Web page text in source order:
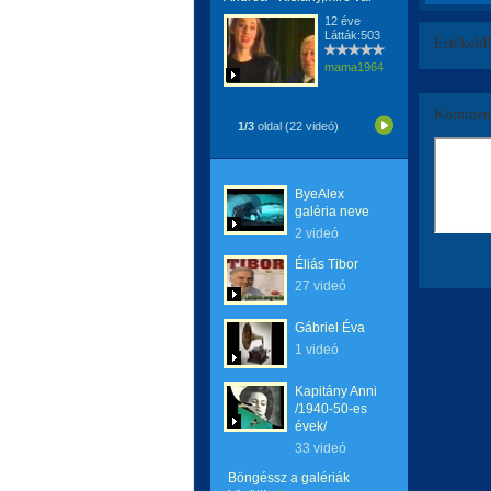
12 éve
Látták:503
mama1964
1/3 oldal (22 videó)
ByeAlex
galéria neve
2 videó
Éliás Tibor
27 videó
Gábriel Éva
1 videó
Kapitány Anni
/1940-50-es
évek/
33 videó
Böngéssz a galériák
Értékeld!